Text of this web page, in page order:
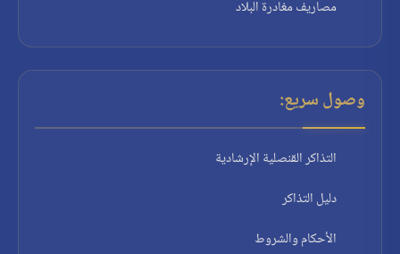
مصاريف مغادرة البلاد
وصول سريع:
التذاكر القنصلية الإرشادية
دليل التذاكر
الأحكام والشروط